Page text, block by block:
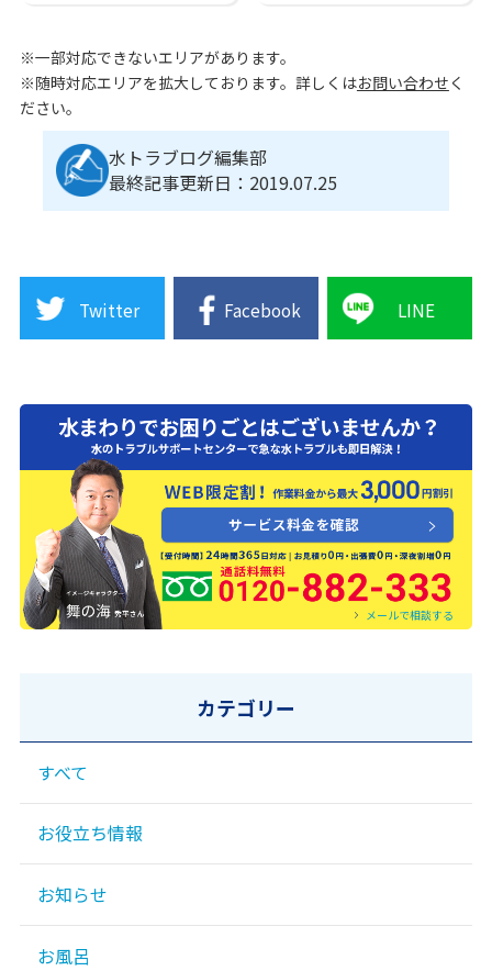
※一部対応できないエリアがあります。
※随時対応エリアを拡大しております。詳しくはお問い合わせ く
ださい。
水トラブログ編集部
最終記事更新日：2019.07.25
Twitter Facebook LINE
0120-882-333
メールで相談する
カテゴリー
すべて
お役立ち情報
お知らせ
お風呂